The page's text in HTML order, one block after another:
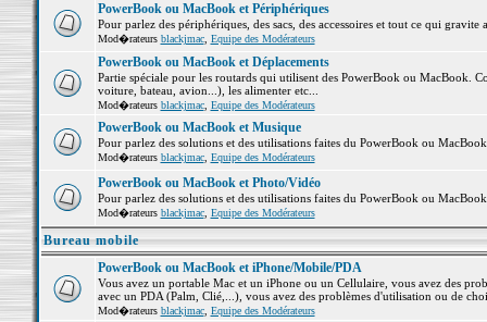
PowerBook ou MacBook et Périphériques
Pour parlez des périphériques, des sacs, des accessoires et tout ce qui
Mod�rateurs blackjmac, Equipe des Modérateurs
PowerBook ou MacBook et Déplacements
Partie spéciale pour les routards qui utilisent des PowerBook ou MacBook.
voiture, bateau, avion...), les alimenter etc...
Mod�rateurs blackjmac, Equipe des Modérateurs
PowerBook ou MacBook et Musique
Pour parlez des solutions et des utilisations faites du PowerBook ou
Mod�rateurs blackjmac, Equipe des Modérateurs
PowerBook ou MacBook et Photo/Vidéo
Pour parlez des solutions et des utilisations faites du PowerBook ou
Mod�rateurs blackjmac, Equipe des Modérateurs
Bureau mobile
PowerBook ou MacBook et iPhone/Mobile/PDA
Vous avez un portable Mac et un iPhone ou un Cellulaire, vous avez des
avec un PDA (Palm, Clié,...), vous avez des problèmes d'utilisation ou de
Mod�rateurs blackjmac, Equipe des Modérateurs